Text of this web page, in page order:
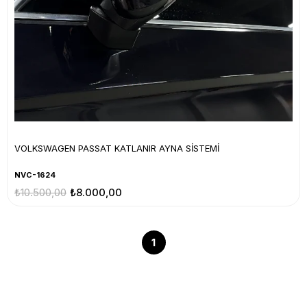
VOLKSWAGEN PASSAT KATLANIR AYNA SİSTEMİ
NVC-1624
₺8.000,00
₺10.500,00
1